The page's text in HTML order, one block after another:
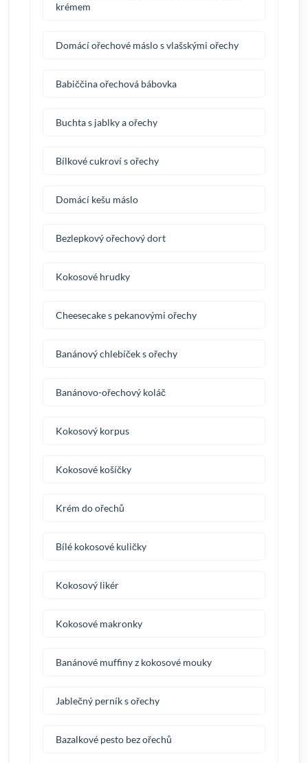
krémem
Domácí ořechové máslo s vlašskými ořechy
Babiččina ořechová bábovka
Buchta s jablky a ořechy
Bílkové cukroví s ořechy
Domácí kešu máslo
Bezlepkový ořechový dort
Kokosové hrudky
Cheesecake s pekanovými ořechy
Banánový chlebíček s ořechy
Banánovo-ořechový koláč
Kokosový korpus
Kokosové košíčky
Krém do ořechů
Bílé kokosové kuličky
Kokosový likér
Kokosové makronky
Banánové muffiny z kokosové mouky
Jablečný perník s ořechy
Bazalkové pesto bez ořechů